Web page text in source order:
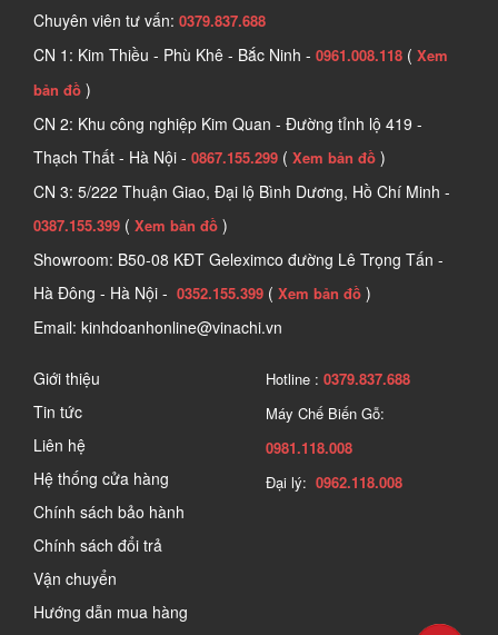
Chuyên viên tư vấn: 0379.837.688
CN 1: Kim Thiều - Phù Khê - Bắc Ninh - 0961.008.118 ( Xem
bản đồ )
CN 2: Khu công nghiệp Kim Quan - Đường tỉnh lộ 419 -
Thạch Thất - Hà Nội - 0867.155.299 ( Xem bản đồ )
CN 3: 5/222 Thuận Giao, Đại lộ Bình Dương, Hồ Chí Minh -
0387.155.399 ( Xem bản đồ )
Showroom: B50-08 KĐT Geleximco đường Lê Trọng Tấn -
Hà Đông - Hà Nội - 0352.155.399 ( Xem bản đồ )
Email: kinhdoanhonline@vinachi.vn
Giới thiệu
Tin tức
Liên hệ
Hệ thống cửa hàng
Chính sách bảo hành
Chính sách đổi trả
Vận chuyển
Hướng dẫn mua hàng
Hotline : 0379.837.688
Máy Chế Biến Gỗ:
0981.118.008
Đại lý: 0962.118.008